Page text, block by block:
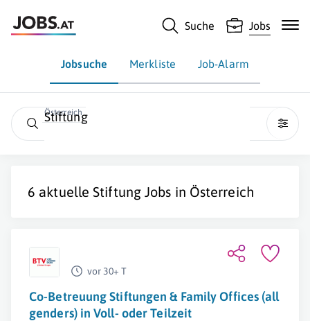
Suche Jobs
Jobsuche Merkliste Job-Alarm
Österreich
Stiftung
6 aktuelleStiftungJobs in Österreich
vor 30+ T
Co-Betreuung Stiftungen & Family Offices (all
genders) in Voll- oder Teilzeit